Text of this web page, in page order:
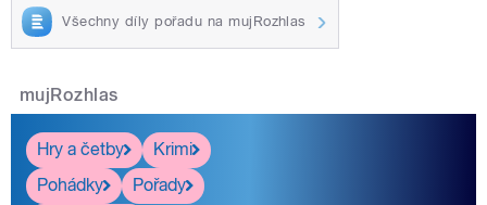
Všechny díly pořadu na mujRozhlas
mujRozhlas
Hry a četby
Krimi
Pohádky
Pořady